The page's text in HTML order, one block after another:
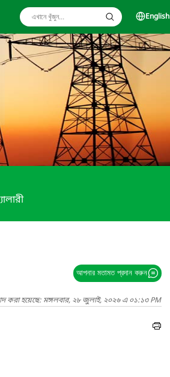
English
আপনার মতামত প্রদান করুন
করা হয়েছে: মঙ্গলবার, ২৮ জুলাই, ২০২৬ এ ০১:১৩ PM